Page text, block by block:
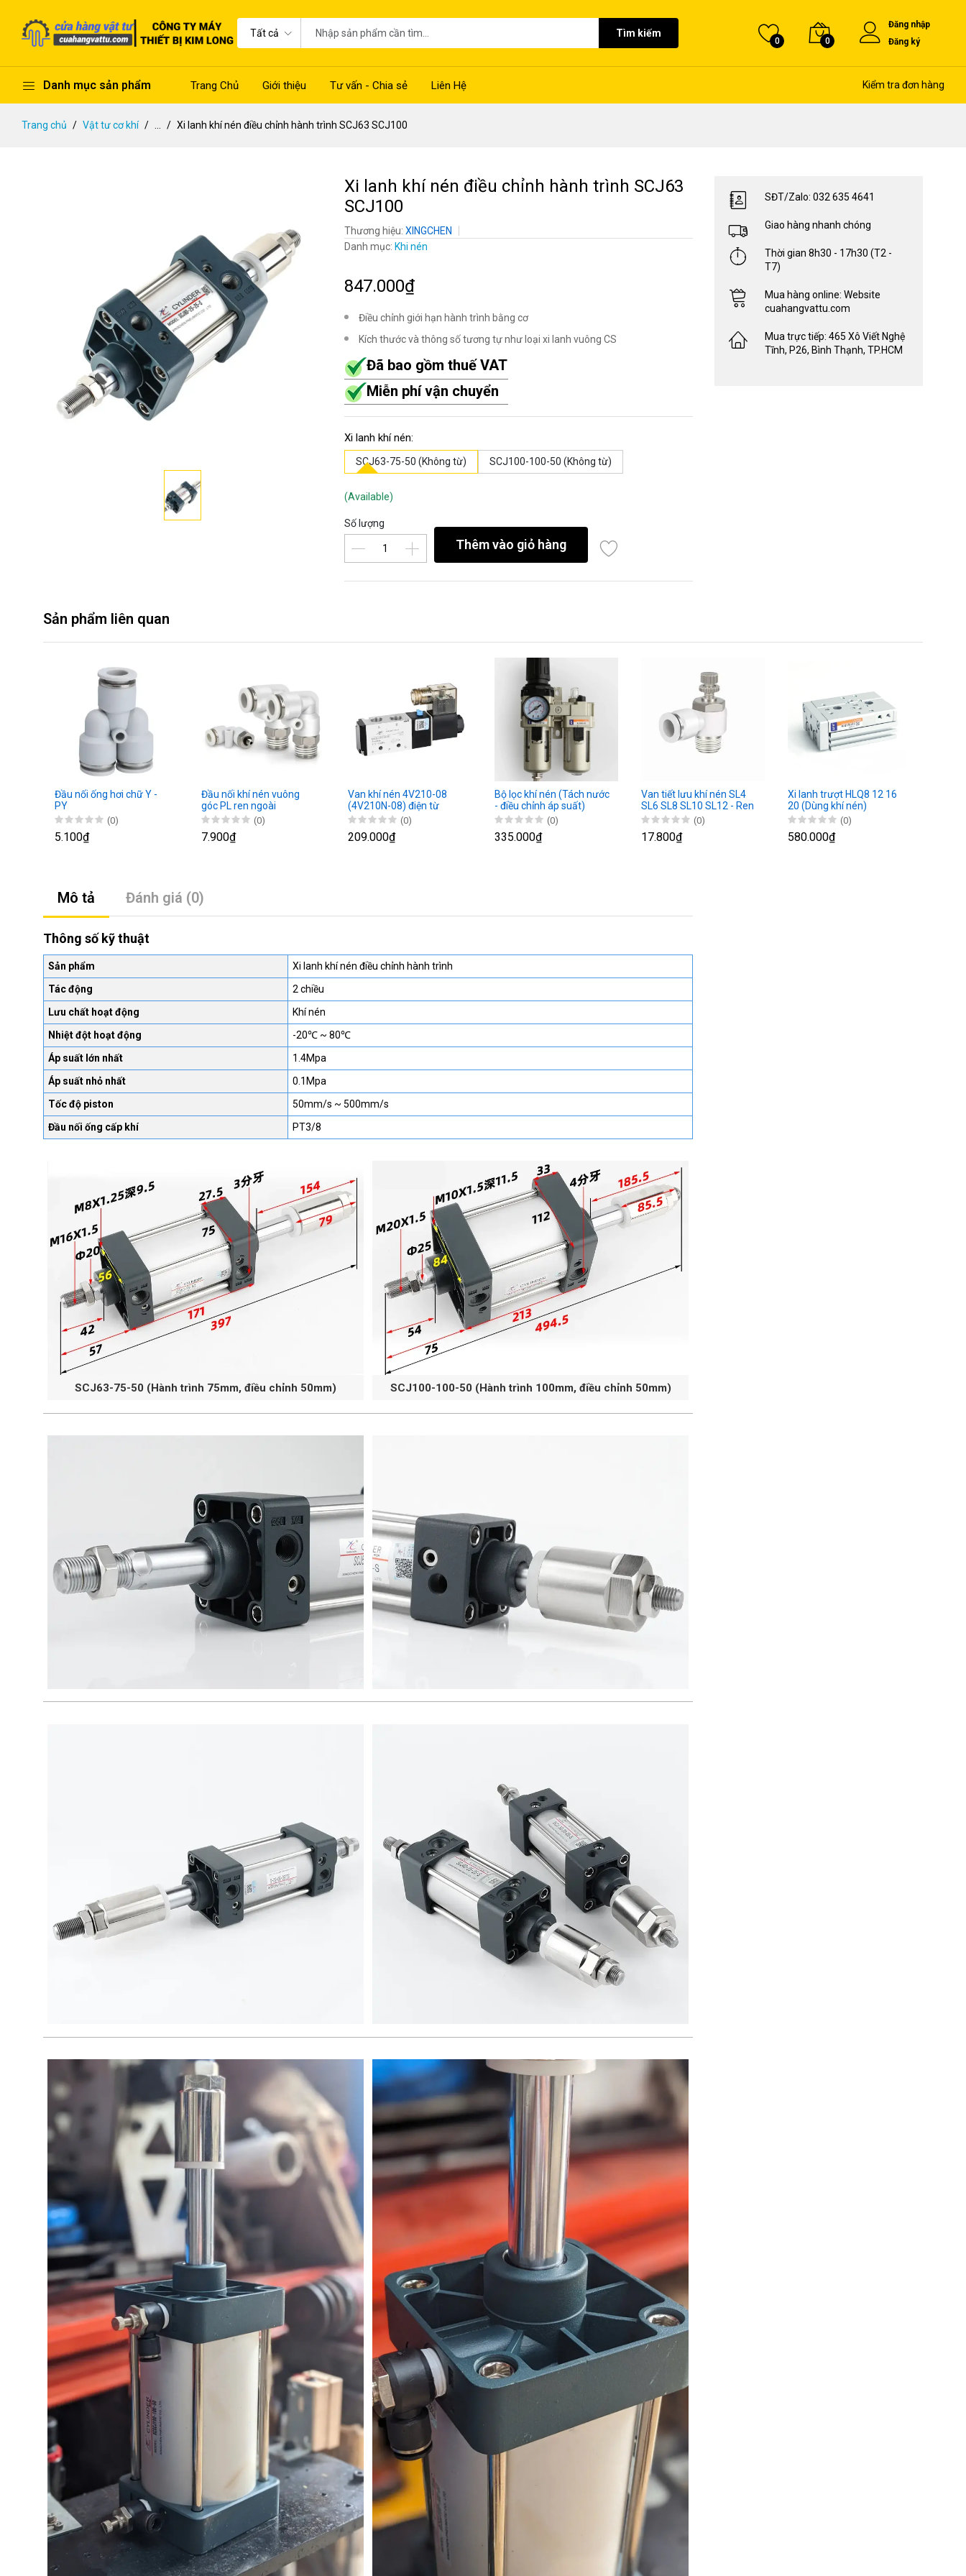
Tất cả Tìm kiếm
0 0
Đăng nhập
Đăng ký
Danh mục sản phẩm Trang Chủ Giới thiệu Tư vấn - Chia sẻ Liên Hệ Kiểm tra đơn hàng
Trang chủ Vật tư cơ khí Xi lanh khí nén điều chỉnh hành trình SCJ63 SCJ100
Xi lanh khí nén điều chỉnh hành trình SCJ63
SCJ100
Thương hiệu: XINGCHEN
Danh mục: Khi nén
847.000₫
Điều chỉnh giới hạn hành trình bằng cơ
Kích thước và thông số tương tự như loại xi lanh vuông CS
Đã bao gồm thuế VAT
Miễn phí vận chuyển
Xi lanh khí nén:
SCJ63-75-50 (Không từ) SCJ100-100-50 (Không từ)
(Available)
Số lượng
Thêm vào giỏ hàng
SĐT/Zalo: 032 635 4641
Giao hàng nhanh chóng
Thời gian 8h30 - 17h30 (T2 -
T7)
Mua hàng online: Website
cuahangvattu.com
Mua trực tiếp: 465 Xô Viết Nghệ
Tĩnh, P26, Bình Thạnh, TP.HCM
Sản phẩm liên quan
Đầu nối ống hơi chữ Y -
PY
(0)
5.100₫
Đầu nối khí nén vuông
góc PL ren ngoài
(0)
7.900₫
Van khí nén 4V210-08
(4V210N-08) điện từ
(0)
209.000₫
Bộ lọc khí nén (Tách nước
- điều chỉnh áp suất)
(0)
335.000₫
Van tiết lưu khí nén SL4
SL6 SL8 SL10 SL12 - Ren
ngoài
(0)
17.800₫
Xi lanh trượt HLQ8 12 16
20 (Dùng khí nén)
(0)
580.000₫
Mô tả Đánh giá (0)
Thông số kỹ thuật
Sản phẩm
Xi lanh khí nén điều chỉnh hành trình
Tác động
2 chiều
Lưu chất hoạt động
Khí nén
Nhiệt đột hoạt động
-20℃ ~ 80℃
Áp suất lớn nhất
1.4Mpa
Áp suất nhỏ nhất
0.1Mpa
Tốc độ piston
50mm/s ~ 500mm/s
Đầu nối ống cấp khí
PT3/8
SCJ63-75-50 (Hành trình 75mm, điều chỉnh 50mm) SCJ100-100-50 (Hành trình 100mm, điều chỉnh 50mm)